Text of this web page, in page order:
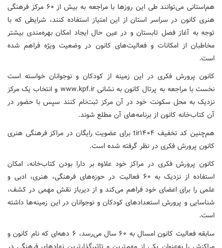
هم‌استانی می‌توانند طی این روزها با مراجعه به بیش از ۶۰ مرکز فرهنگی
هنری کانون در سراسر استان از این امتیاز استفاده کنند، شرایطی که با
توجه به آغاز فصل تابستان و در عین حال ایجاد امکان بهره‌مندی بیشتر
مخاطبان از امکانات و فعالیت‌های کانون در وضعیت ویژه فراهم شده
است.
کانون پرورش فکری در این زمینه از کودکان و نوجوانان خواسته است
نخست با مراجعه به پرتال کانون به نشانی www.kpf.ir و انتخاب یک مرکز
نزدیک به محل سکونت خود در آن مرکز ثبت‌نام کنند سپس با حضور در
آن کتاب‌خانه کانون از برنامه‌های آن مطلع شوند.
هم‌چنین کد تخفیف tir۱۴۰۴ برای عضویت رایگان در مراکز فرهنگی هنری
کانون پرورش فکری در نظر گرفته شده است.
کانون پرورش فکری در مراکز خود علاوه بر دارا بودن کتاب‌خانه، امکان
استفاده از نزدیک به ۶۰ فعالیت در حوزه‌های فرهنگی، هنری، ادبی و
علمی را برای اعضای خود فراهم می‌کند و از دیرباز نقش مهمی در کشف،
شناسایی و پرورش استعدادهای کودکان و نوجوانان در این زمینه‌ها داشته
است.
سابقه فعالیت کانون امسال به ۶۰ سال می‌رسد، ۶ دهه‌ای که نام کانون و